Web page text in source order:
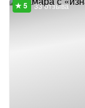
33 отзыва